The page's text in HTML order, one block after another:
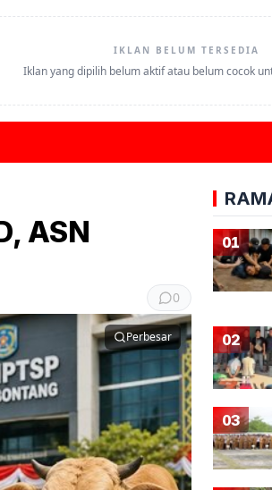
IKLAN BELUM TERSEDIA
Iklan yang dipilih belum aktif atau belum cocok
ASN
0
Perbesar
01
02
03